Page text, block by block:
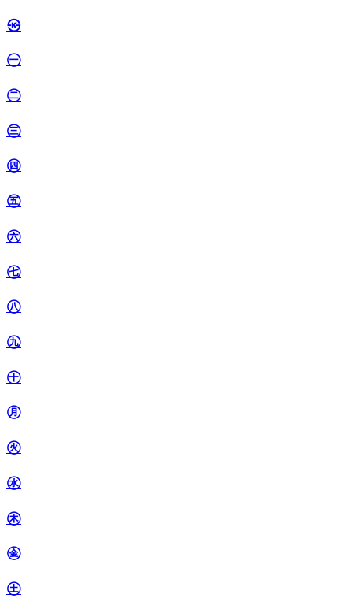
㉿
㊀
㊁
㊂
㊃
㊄
㊅
㊆
㊇
㊈
㊉
㊊
㊋
㊌
㊍
㊎
㊏